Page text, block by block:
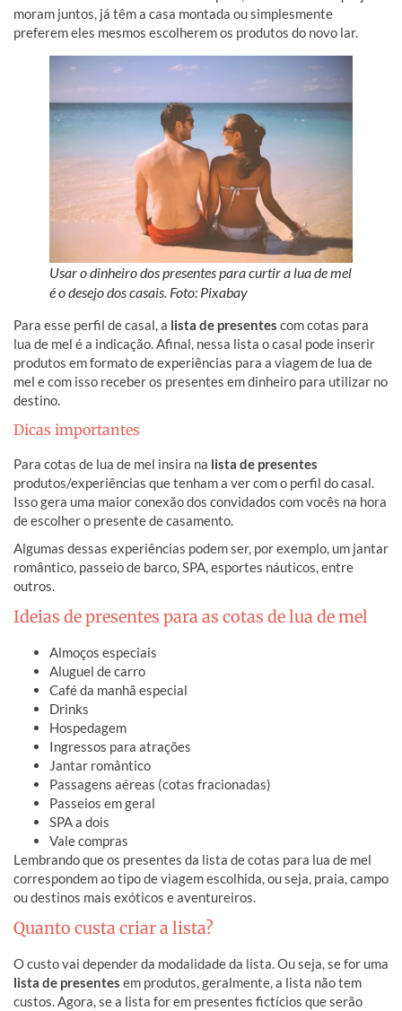
moram juntos, já têm a casa montada ou simplesmente
preferem eles mesmos escolherem os produtos do novo lar.
Usar o dinheiro dos presentes para curtir a lua de mel
é o desejo dos casais. Foto: Pixabay
Para esse perfil de casal, a lista de presentes com cotas para
lua de mel é a indicação. Afinal, nessa lista o casal pode inserir
produtos em formato de experiências para a viagem de lua de
mel e com isso receber os presentes em dinheiro para utilizar no
destino.
Dicas importantes
Para cotas de lua de mel insira na lista de presentes
produtos/experiências que tenham a ver com o perfil do casal.
Isso gera uma maior conexão dos convidados com vocês na hora
de escolher o presente de casamento.
Algumas dessas experiências podem ser, por exemplo, um jantar
romântico, passeio de barco, SPA, esportes náuticos, entre
outros.
Ideias de presentes para as cotas de lua de mel
Almoços especiais
Aluguel de carro
Café da manhã especial
Drinks
Hospedagem
Ingressos para atrações
Jantar romântico
Passagens aéreas (cotas fracionadas)
Passeios em geral
SPA a dois
Vale compras
Lembrando que os presentes da lista de cotas para lua de mel
correspondem ao tipo de viagem escolhida, ou seja, praia, campo
ou destinos mais exóticos e aventureiros.
Quanto custa criar a lista?
O custo vai depender da modalidade da lista. Ou seja, se for uma
lista de presentes em produtos, geralmente, a lista não tem
custos. Agora, se a lista for em presentes fictícios que serão